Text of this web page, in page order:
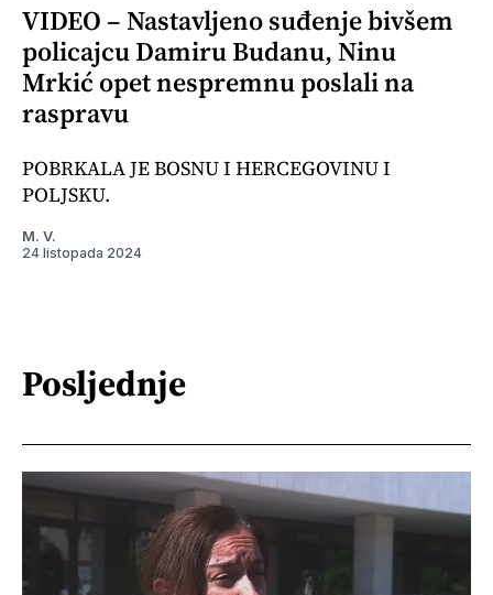
VIDEO – Nastavljeno suđenje bivšem
policajcu Damiru Budanu, Ninu
Mrkić opet nespremnu poslali na
raspravu
POBRKALA JE BOSNU I HERCEGOVINU I
POLJSKU.
M. V.
24 listopada 2024
Posljednje